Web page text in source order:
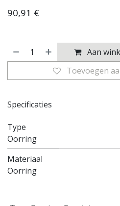
90,91 €
Aan
Toevoegen
Specificaties
Type
Oorring
Materiaal
Oorring